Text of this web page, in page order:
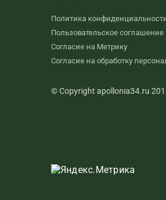
Политика
Пользовательское соглашение
Согласие на Метрику
Согласие на обработку
© Copyright apollonia34.ru